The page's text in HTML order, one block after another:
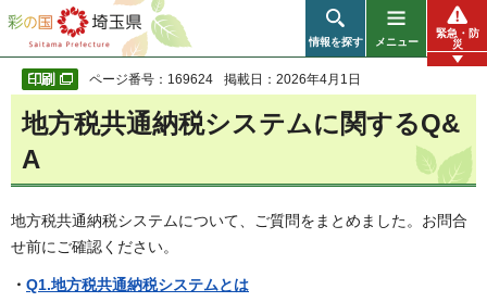
彩の国 埼玉県
情報を探す メニュー
緊急・防
災
ページ番号：169624 掲載日：2026年4月1日
地方税共通納税システムに関するQ&
A
地方税共通納税システムについて、ご質問をまとめました。お問合
せ前にご確認ください。
・ Q1.地方税共通納税システムとは